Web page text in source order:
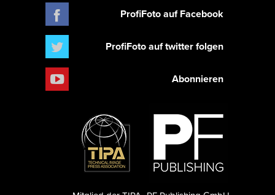
ProfiFoto auf Facebook
ProfiFoto auf twitter folgen
Abonnieren